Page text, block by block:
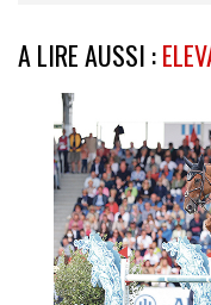
A LIRE AUSSI :